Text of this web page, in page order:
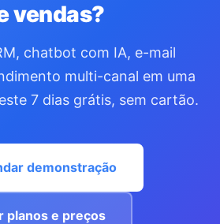
vendas?
chatbot com IA, e-mail
multi-canal em uma
7 dias grátis, sem cartão.
demonstração
planos e preços